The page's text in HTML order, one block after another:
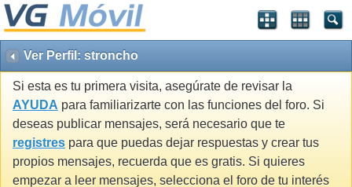
Ver Perfil: stroncho
Si esta es tu primera visita, asegúrate de revisar la
AYUDA para familiarizarte con las funciones del foro. Si
deseas publicar mensajes, será necesario que te
registres para que puedas dejar respuestas y crear tus
propios mensajes, recuerda que es gratis. Si quieres
empezar a leer mensajes, selecciona el foro de tu interés